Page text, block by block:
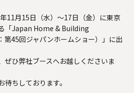
皆様へ
11月15日（水）～17日（金）に東京
「Japan Home & Building
45回ジャパンホームショー）」に出
ぜひ弊社ブースへお越しくださいま
ちしております。